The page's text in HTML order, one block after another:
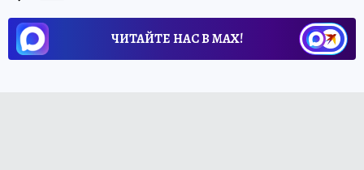
ЧИТАЙТЕ НАС В МАХ!